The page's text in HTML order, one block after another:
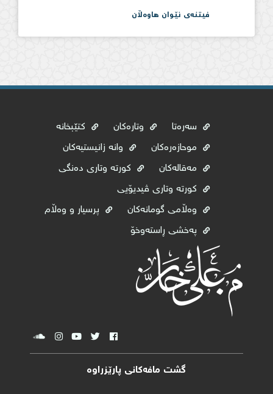
فیتنەی نێوان هاوەڵان
سەرەتا وتارەکان
کتێبخانە
موحازەرەکان
وانە زانیستیەکان
مەقالەکان
کورتە وتاری دەنگی
کورتە وتاری ڤیدیۆیی
وه‌ڵامی گومانه‌كان
پرسیار و وەڵام
پەخشی ڕاستەوخۆ
گشت مافەکانی پارێزراوە